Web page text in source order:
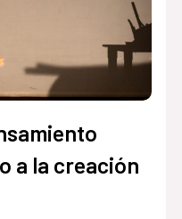
a la creación